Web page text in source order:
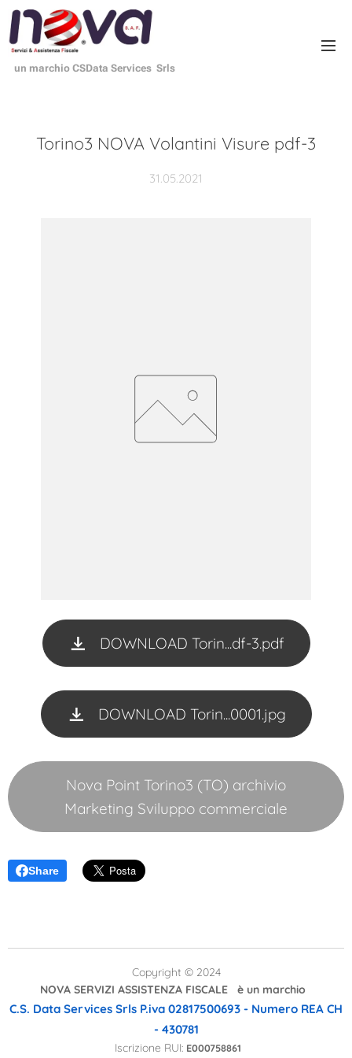
un marchio CSData Services Srls
Torino3 NOVA Volantini Visure pdf-3
31.05.2021
DOWNLOAD Torin...df-3.pdf
DOWNLOAD Torin...0001.jpg
Nova Point Torino3 (TO) archivio
Marketing Sviluppo commerciale
Share
Copyright © 2024
NOVA SERVIZI ASSISTENZA FISCALE è un marchio
C.S. Data Services Srls P.iva 02817500693 - Numero REA CH
- 430781
Iscrizione RUI: E000758861